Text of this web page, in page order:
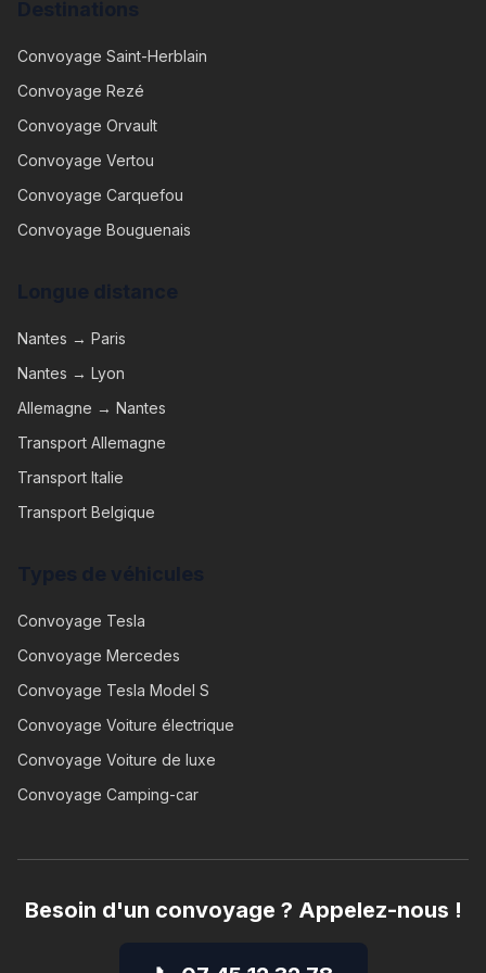
Convoyage Saint-Herblain
Convoyage Rezé
Convoyage Orvault
Convoyage Vertou
Convoyage Carquefou
Convoyage Bouguenais
Nantes → Paris
Nantes → Lyon
Allemagne → Nantes
Transport Allemagne
Transport Italie
Transport Belgique
Convoyage Tesla
Convoyage Mercedes
Convoyage Tesla Model S
Convoyage Voiture électrique
Convoyage Voiture de luxe
Convoyage Camping-car
Besoin d'un convoyage ? Appelez-nous !